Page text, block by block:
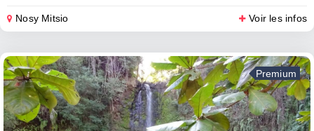
Nosy Mitsio Voir les infos
Premium